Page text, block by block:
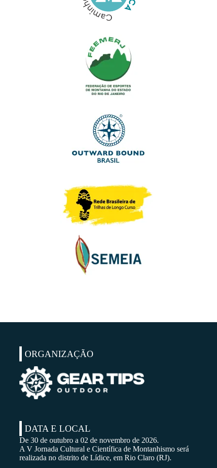
ORGANIZAÇÃO
DATA E LOCAL
De 30 de outubro a 02 de novembro de 2026.
A V Jornada Cultural e Científica de Montanhismo será
realizada no distrito de Lídice, em Rio Claro (RJ).